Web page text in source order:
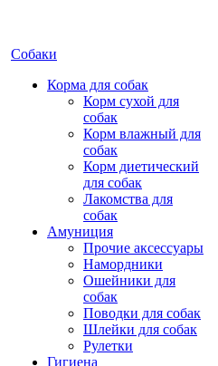
Собаки
Корма для собак
Корм сухой для
собак
Корм влажный для
собак
Корм диетический
для собак
Лакомства для
собак
Амуниция
Прочие аксессуары
Намордники
Ошейники для
собак
Поводки для собак
Шлейки для собак
Рулетки
Гигиена